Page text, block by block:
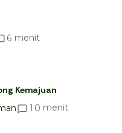
6 menit
Kemajuan
1 0 menit